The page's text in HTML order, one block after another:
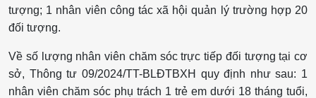
tượng; 1 nhân viên công tác xã hội quản lý trường hợp 20
đối tượng.
Về số lượng nhân viên chăm sóc trực tiếp đối tượng tại cơ
sở, Thông tư 09/2024/TT-BLĐTBXH quy định như sau: 1
nhân viên chăm sóc phụ trách 1 trẻ em dưới 18 tháng tuổi,